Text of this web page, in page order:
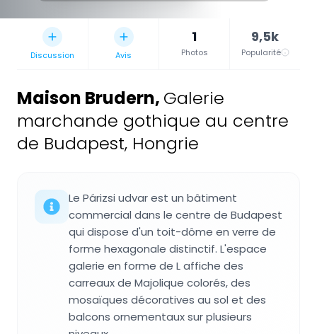
Discussion Avis
1
Photos
9,5k
Popularité
Maison Brudern, Galerie
marchande gothique au centre
de Budapest, Hongrie
Le Párizsi udvar est un bâtiment
commercial dans le centre de Budapest
qui dispose d'un toit-dôme en verre de
forme hexagonale distinctif. L'espace
galerie en forme de L affiche des
carreaux de Majolique colorés, des
mosaïques décoratives au sol et des
balcons ornementaux sur plusieurs